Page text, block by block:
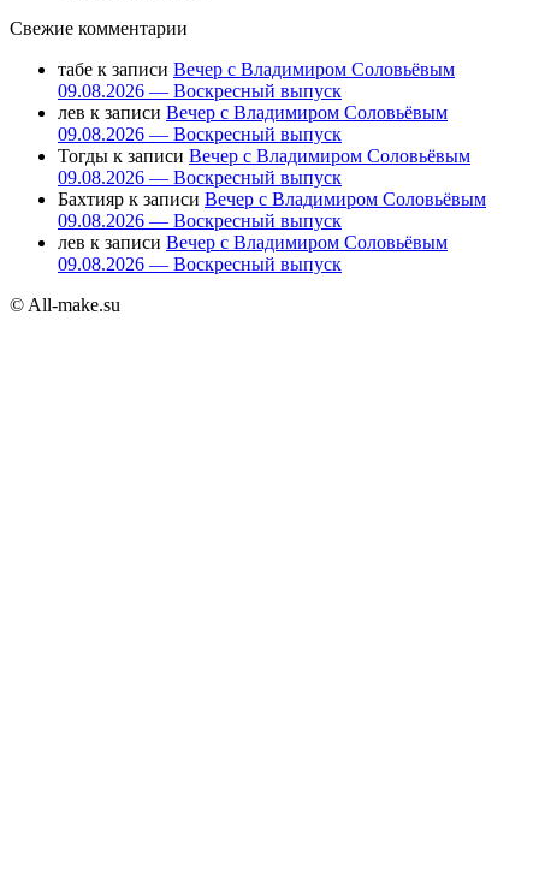
Свежие комментарии
табе к записи Вечер с Владимиром Соловьёвым
09.08.2026 — Воскресный выпуск
лев к записи Вечер с Владимиром Соловьёвым
09.08.2026 — Воскресный выпуск
Тогды к записи Вечер с Владимиром Соловьёвым
09.08.2026 — Воскресный выпуск
Бахтияр к записи Вечер с Владимиром Соловьёвым
09.08.2026 — Воскресный выпуск
лев к записи Вечер с Владимиром Соловьёвым
09.08.2026 — Воскресный выпуск
© All-make.su